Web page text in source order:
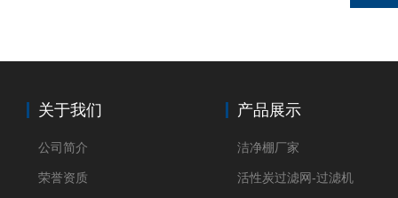
关于我们
公司简介
荣誉资质
产品展示
洁净棚厂家
活性炭过滤网-过滤机